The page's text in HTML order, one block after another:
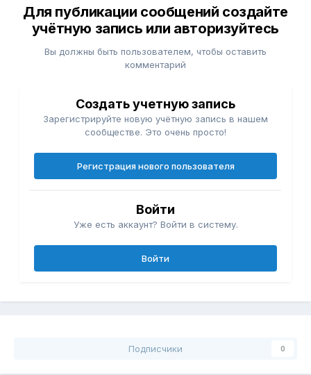
Для публикации сообщений создайте
учётную запись или авторизуйтесь
Вы должны быть пользователем, чтобы оставить
комментарий
Создать учетную запись
Зарегистрируйте новую учётную запись в нашем
сообществе. Это очень просто!
Регистрация нового пользователя
Войти
Уже есть аккаунт? Войти в систему.
Войти
Подписчики 0